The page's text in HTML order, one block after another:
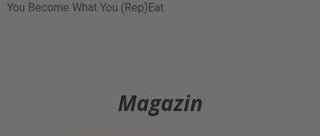
You Become What You (Rep)Eat.
Magazin